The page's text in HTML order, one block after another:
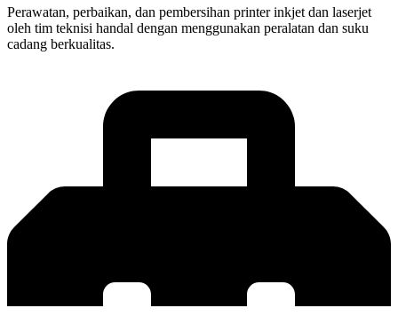
Perawatan, perbaikan, dan pembersihan printer inkjet dan laserjet
oleh tim teknisi handal dengan menggunakan peralatan dan suku
cadang berkualitas.